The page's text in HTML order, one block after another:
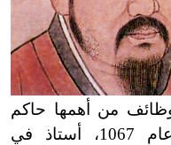
من أهمها حاكم
عام 1067، أستاذ في